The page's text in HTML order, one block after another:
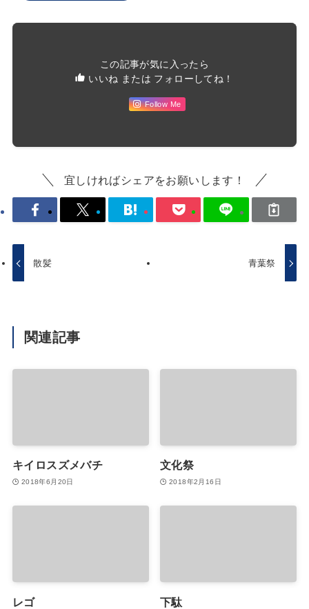
この記事が気に入ったら
いいね または フォローしてね！
Follow Me
宜しければシェアをお願いします！
散髪 青葉祭
関連記事
キイロスズメバチ
2018年6月20日
文化祭
2018年2月16日
レゴ 下駄